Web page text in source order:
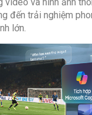
5Ethernet
cổng
cổng
và hình ảnh
đến trải nghiệm
lớn.